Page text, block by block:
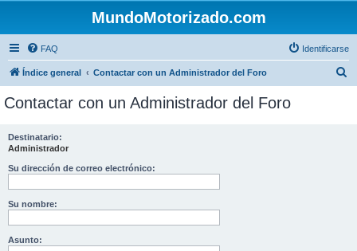
MundoMotorizado.com
FAQ Identificarse
Índice general Contactar con un Administrador del Foro
Contactar con un Administrador del Foro
Destinatario:
Administrador
Su dirección de correo electrónico:
Su nombre:
Asunto: